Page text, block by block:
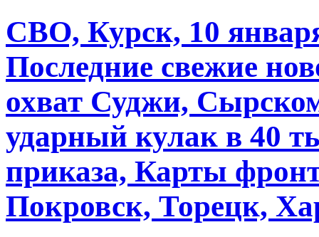
СВО, Курск, 10
Последние свежие
охват Суджи,
ударный кулак в 40
приказа, Карты
Покровск, Торецк,